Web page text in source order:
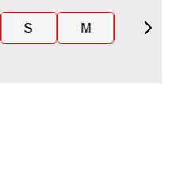
S M